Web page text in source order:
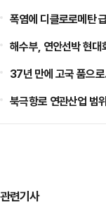
폭염에 디클로로메탄
해수부, 연안선박 현
37년 만에 고국 품으
북극항로 연관산업 범
관련기사